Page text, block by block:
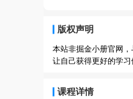
版权声明
本站非掘金小册官网
让自己获得更好的学
课程详情